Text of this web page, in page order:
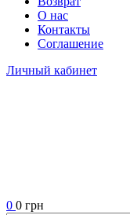
О нас
Контакты
Соглашение
Личный кабинет
0 0 грн